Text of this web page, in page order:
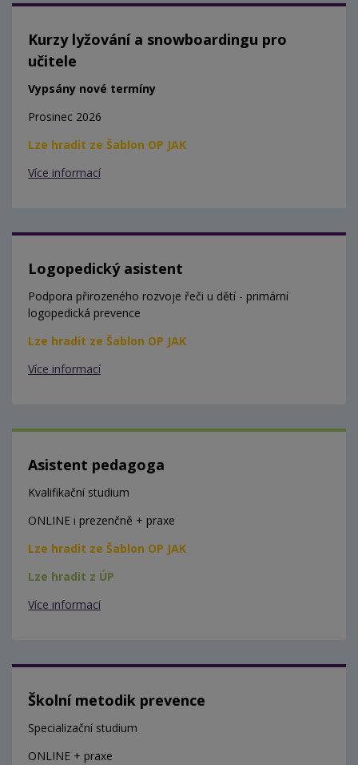
Kurzy lyžování a snowboardingu pro
učitele
Vypsány nové termíny
Prosinec 2026
Lze hradit ze Šablon OP JAK
Více informací
Logopedický asistent
Podpora přirozeného rozvoje řeči u dětí - primární
logopedická prevence
Lze hradit ze Šablon OP JAK
Více informací
Asistent pedagoga
Kvalifikační studium
ONLINE i prezenčně + praxe
Lze hradit ze Šablon OP JAK
Lze hradit z ÚP
Více informací
Školní metodik prevence
Specializační studium
ONLINE + praxe